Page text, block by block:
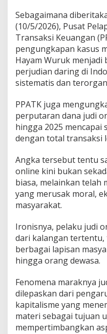
Sebagaimana
(10/5/2026), Pusat
Transaksi Keuangan
pengungkapan kasus
Hayam Wuruk
perjudian daring di
sistematis dan
PPATK juga
perputaran dana judi
hingga 2025 mencapai
dengan total transaksi
Angka tersebut tentu
online kini bukan
biasa, melainkan telah
yang merusak moral,
masyarakat.
Ironisnya, pelaku judi
dari kalangan
berbagai lapisan
hingga orang dewasa.
Fenomena maraknya
dilepaskan dari
kapitalisme yang
materi sebagai tujuan
mempertimbangkan